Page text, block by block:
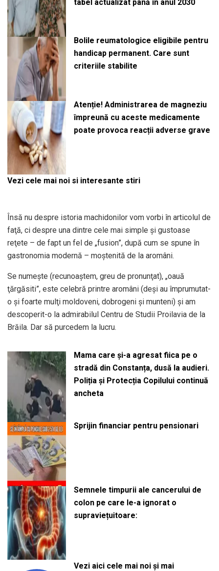
tabel actualizat până în anul 2030
Bolile reumatologice eligibile pentru
handicap permanent. Care sunt
criteriile stabilite
Atenție! Administrarea de magneziu
împreună cu aceste medicamente
poate provoca reacții adverse grave
Vezi cele mai noi si interesante stiri
Însă nu despre istoria machidonilor vom vorbi în articolul de
faţă, ci despre una dintre cele mai simple şi gustoase
reţete – de fapt un fel de „fusion”, după cum se spune în
gastronomia modernă – moştenită de la aromâni.
Se numeşte (recunoaştem, greu de pronunţat), „oauă
ţărgăsiti”, este celebră printre aromâni (deşi au împrumutat-
o şi foarte mulţi moldoveni, dobrogeni şi munteni) şi am
descoperit-o la admirabilul Centru de Studii Proilavia de la
Brăila. Dar să purcedem la lucru.
Mama care și-a agresat fiica pe o
stradă din Constanța, dusă la audieri.
Poliția și Protecția Copilului continuă
ancheta
Sprijin financiar pentru pensionari
Semnele timpurii ale cancerului de
colon pe care le-a ignorat o
supraviețuitoare:
Vezi aici cele mai noi și mai